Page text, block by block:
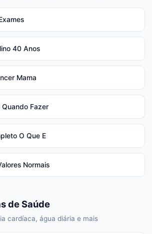
40 Anos
Mama
Quando Fazer
O Que E
Normais
de Saúde
cardíaca, água diária e mais